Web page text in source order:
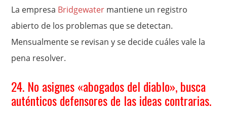
La empresa Bridgewater mantiene un registro
abierto de los problemas que se detectan.
Mensualmente se revisan y se decide cuáles vale la
pena resolver.
24. No asignes «abogados del diablo», busca
auténticos defensores de las ideas contrarias.